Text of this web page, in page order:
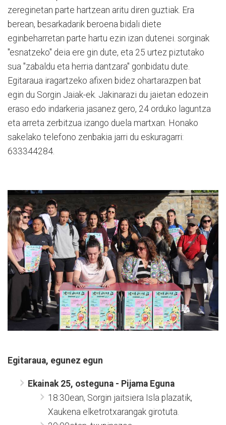
zereginetan parte hartzean aritu diren guztiak. Era
berean, besarkadarik beroena bidali diete
eginbeharretan parte hartu ezin izan dutenei. sorginak
"esnatzeko" deia ere gin dute, eta 25 urtez piztutako
sua "zabaldu eta herria dantzara" gonbidatu dute.
Egitaraua iragartzeko afixen bidez ohartarazpen bat
egin du Sorgin Jaiak-ek. Jakinarazi du jaietan edozein
eraso edo indarkeria jasanez gero, 24 orduko laguntza
eta arreta zerbitzua izango duela martxan. Honako
sakelako telefono zenbakia jarri du eskuragarri:
633344284.
Egitaraua, egunez egun
Ekainak 25, osteguna - Pijama Eguna
18:30ean, Sorgin jaitsiera Isla plazatik,
Xaukena elketrotxarangak girotuta.